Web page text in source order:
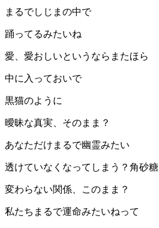
まるでしじまの中で
踊ってるみたいね
愛、愛おしいというならまたほら
中に入っておいで
黒猫のように
曖昧な真実、そのまま？
あなただけまるで幽霊みたい
透けていなくなってしまう？角砂糖
変わらない関係、このまま？
私たちまるで運命みたいねって